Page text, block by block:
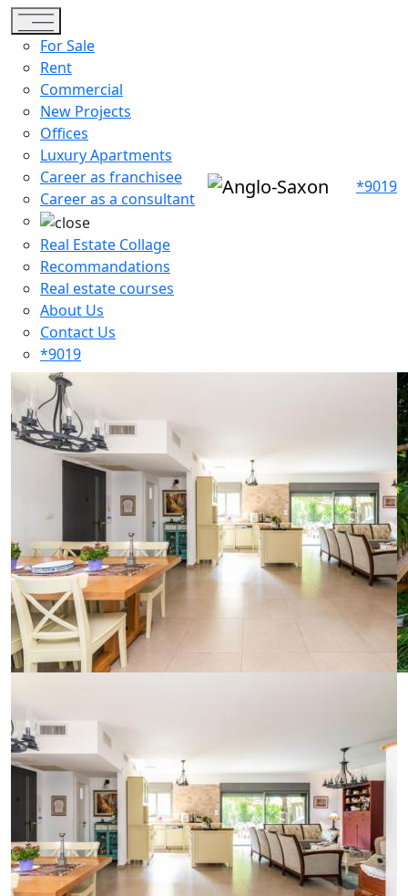
Toggle navigation
For Sale
Rent
Commercial
New Projects
Offices
Luxury Apartments
Career as franchisee
Career as a consultant
Real Estate Collage
Recommandations
Real estate courses
About Us
Contact Us
*9019
*9019